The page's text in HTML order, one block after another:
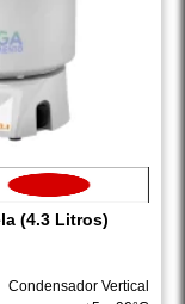
(4.3 Litros)
Condensador Vertical